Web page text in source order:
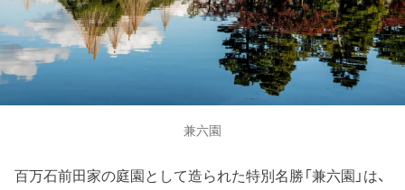
兼六園
百万石前田家の庭園として造られた特別名勝「兼六園」は、